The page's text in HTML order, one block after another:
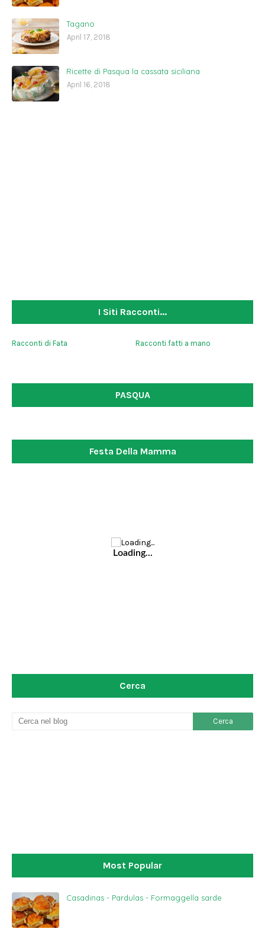
Tagano
April 17, 2018
Ricette di Pasqua la cassata siciliana
April 16, 2018
I Siti Racconti...
Racconti di Fata Racconti fatti a mano
PASQUA
Festa Della Mamma
Loading...
Cerca
Most Popular
Casadinas - Pardulas - Formaggella sarde